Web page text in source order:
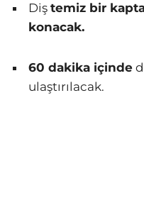
Diş temiz bir
konacak.
60 dakika içinde
ulaştırılacak.